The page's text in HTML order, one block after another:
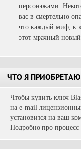
персонажами.
вас в смертельно
что каждый миф, к
этот мрачный
ЧТО Я ПРИОБРЕТАЮ
Чтобы купить ключ
на e-mail
установится на ваш
Подробно про процесс